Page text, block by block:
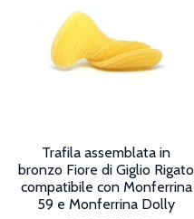
opzioni
possono
essere
scelte
Trafila assemblata in
bronzo Fiore di Giglio Rigato
compatibile con Monferrina
59 e Monferrina Dolly